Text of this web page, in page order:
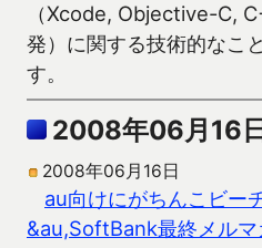
（Xcode, Objective-C,
発）に関する技術的なこ
す。
2008年06月16
2008年06月16日
au向けにがちんこビー
&au,SoftBank最終メルマ